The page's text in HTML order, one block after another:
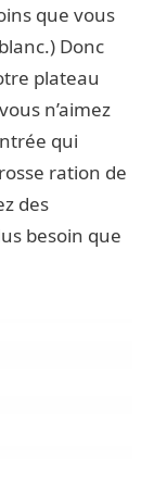
que vous
Donc
plateau
n’aimez
qui
ration de
des
besoin que